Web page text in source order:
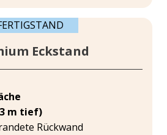
Eckstand
m tief)
Rückwand